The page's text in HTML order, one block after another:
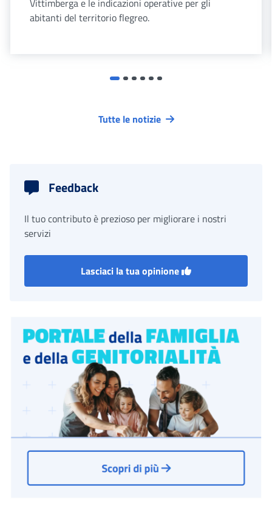
Vittimberga e le indicazioni operative per gli
abitanti del territorio flegreo.
Tutte le notizie
Feedback
Il tuo contributo è prezioso per migliorare i nostri
servizi
Lasciaci la tua opinione